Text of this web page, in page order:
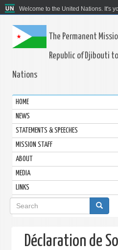
Welcome to the United Nations. It's
The Permanent
Republic of Djibouti
Nations
HOME
NEWS
STATEMENTS & SPEECHES
MISSION STAFF
ABOUT
MEDIA
LINKS
Search
form
Déclaration de